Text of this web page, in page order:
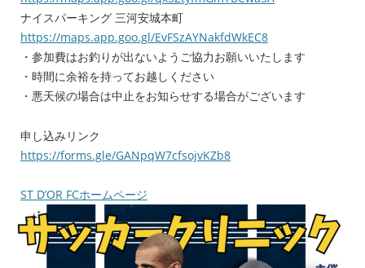
ナイスパーキング 三河安城本町
https://maps.app.goo.gl/EvFSzAYNakfdWkEC8
・参加費はお釣りが出ないようご協力お願いいたします
・時間に余裕を持ってお越しください
・悪天候の場合は中止をお知らせする場合がございます
申し込みリンク
https://forms.gle/GANpqW7cfsojvKZb8
ST D’OR FCホームページ